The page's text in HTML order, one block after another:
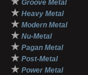
Groove Metal
★ Heavy Metal
★ Modern Metal
★ Nu-Metal
★ Pagan Metal
★ Post-Metal
★ Power Metal